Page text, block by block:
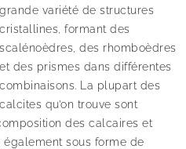
grande variété de structures
cristallines, formant des
scalénoèdres, des rhomboèdres
et des prismes dans différentes
combinaisons. La plupart des
calcites qu’on trouve sont
des calcaires et
sous forme de